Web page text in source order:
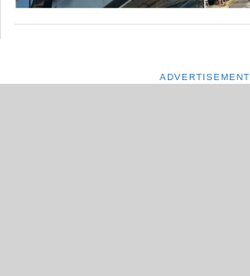
ADVERTISEMENT